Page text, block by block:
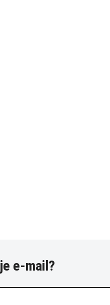
e-mail?